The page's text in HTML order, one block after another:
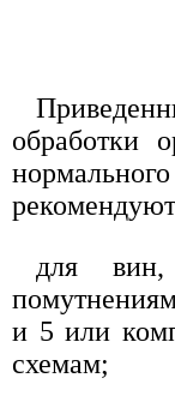
обработки
для
и 5 или
схемам;